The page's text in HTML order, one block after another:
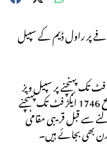
پر راول ڈیم کے سپیل
اطلاعات کے مطابق پانی 1751 فٹ تک پہنچنے پر سپیل ویز
کھولے گئے، سپیل ویز پانی کی سطح 1746 ایکڑ فٹ تک پہنچنے
سے قبل قریبی مقامی
بھی بجائے ہیں۔